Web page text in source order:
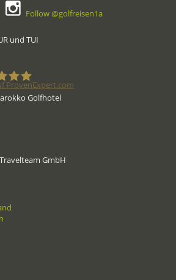
Follow @golfreisen1a
und TUI
ProvenExpert.com
Golfhotel
GmbH